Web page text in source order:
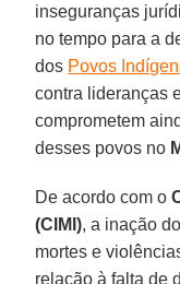
inseguranças
no tempo para a
dos Povos
contra lideranças
comprometem
desses povos no
De acordo com o
(CIMI), a inação
mortes e
relação à falta de